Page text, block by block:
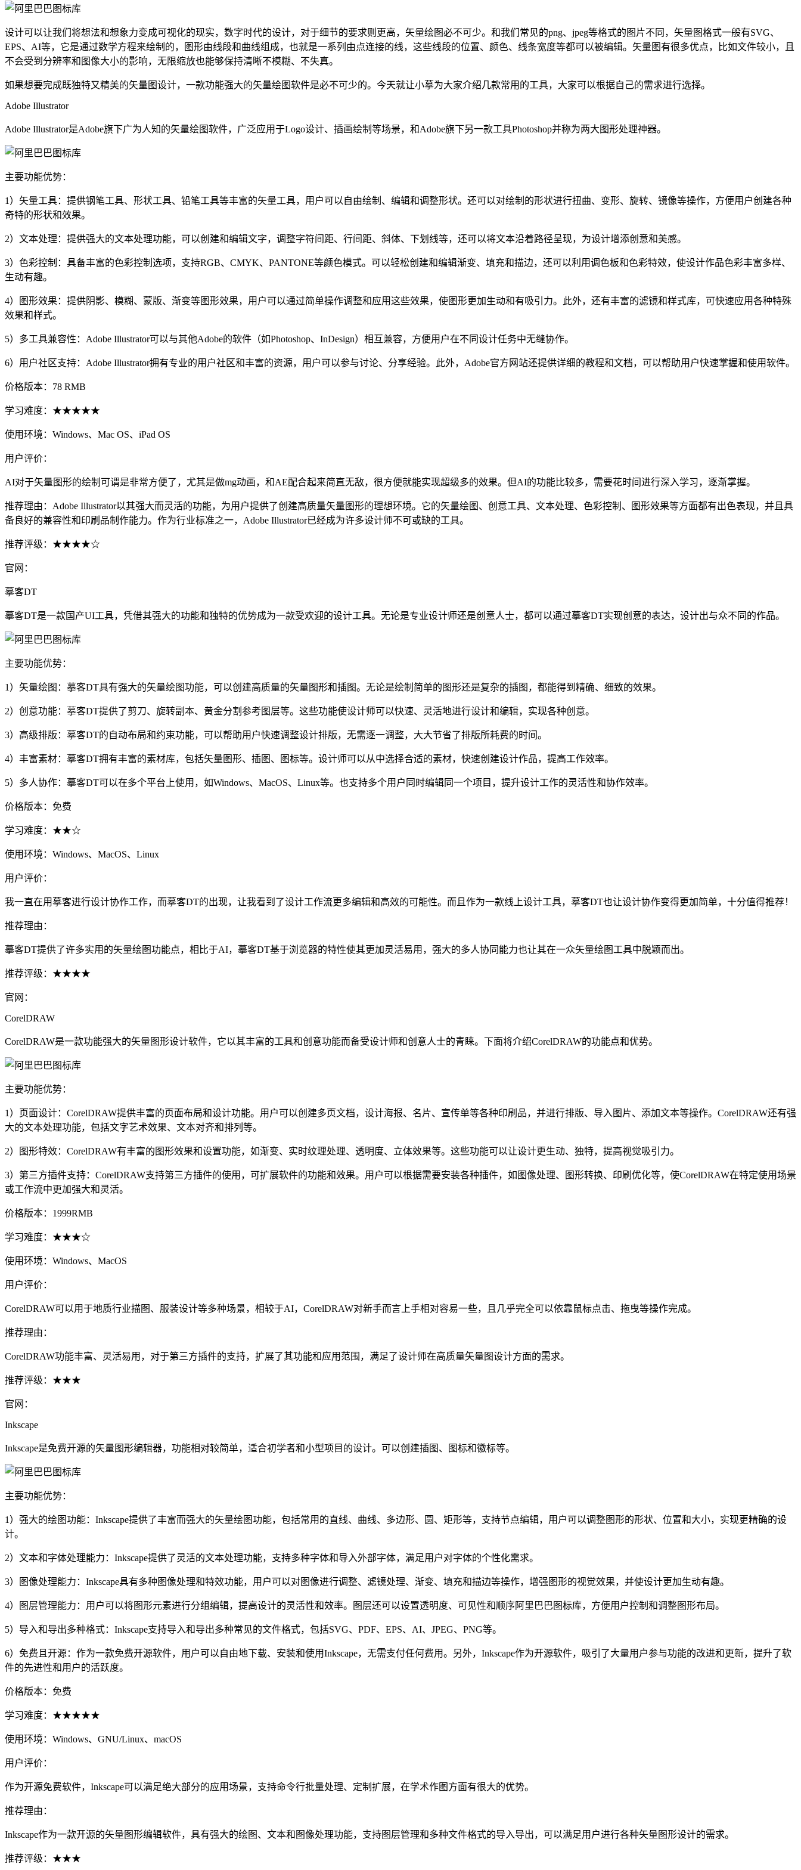
设计可以让我们将想法和想象力变成可视化的现实，数字时代的设计，对于细节的要求则更高，矢量绘图必不可少。和我们常见的png、jpeg等格式的图片不同，矢量图格式一般有SVG、
EPS、AI等，它是通过数学方程来绘制的，图形由线段和曲线组成，也就是一系列由点连接的线，这些线段的位置、颜色、线条宽度等都可以被编辑。矢量图有很多优点，比如文件较小，且
不会受到分辨率和图像大小的影响，无限缩放也能够保持清晰不模糊、不失真。
如果想要完成既独特又精美的矢量图设计，一款功能强大的矢量绘图软件是必不可少的。今天就让小摹为大家介绍几款常用的工具，大家可以根据自己的需求进行选择。
Adobe Illustrator
Adobe Illustrator是Adobe旗下广为人知的矢量绘图软件，广泛应用于Logo设计、插画绘制等场景，和Adobe旗下另一款工具Photoshop并称为两大图形处理神器。
主要功能优势：
1）矢量工具：提供钢笔工具、形状工具、铅笔工具等丰富的矢量工具，用户可以自由绘制、编辑和调整形状。还可以对绘制的形状进行扭曲、变形、旋转、镜像等操作，方便用户创建各种
奇特的形状和效果。
2）文本处理：提供强大的文本处理功能，可以创建和编辑文字，调整字符间距、行间距、斜体、下划线等，还可以将文本沿着路径呈现，为设计增添创意和美感。
3）色彩控制：具备丰富的色彩控制选项，支持RGB、CMYK、PANTONE等颜色模式。可以轻松创建和编辑渐变、填充和描边，还可以利用调色板和色彩特效，使设计作品色彩丰富多样、
生动有趣。
4）图形效果：提供阴影、模糊、蒙版、渐变等图形效果，用户可以通过简单操作调整和应用这些效果，使图形更加生动和有吸引力。此外，还有丰富的滤镜和样式库，可快速应用各种特殊
效果和样式。
5）多工具兼容性：Adobe Illustrator可以与其他Adobe的软件（如Photoshop、InDesign）相互兼容，方便用户在不同设计任务中无缝协作。
6）用户社区支持：Adobe Illustrator拥有专业的用户社区和丰富的资源，用户可以参与讨论、分享经验。此外，Adobe官方网站还提供详细的教程和文档，可以帮助用户快速掌握和使用软件。
价格版本：78 RMB
学习难度：★★★★★
使用环境：Windows、Mac OS、iPad OS
用户评价：
AI对于矢量图形的绘制可谓是非常方便了，尤其是做mg动画，和AE配合起来简直无敌，很方便就能实现超级多的效果。但AI的功能比较多，需要花时间进行深入学习，逐渐掌握。
推荐理由：Adobe Illustrator以其强大而灵活的功能，为用户提供了创建高质量矢量图形的理想环境。它的矢量绘图、创意工具、文本处理、色彩控制、图形效果等方面都有出色表现，并且具
备良好的兼容性和印刷品制作能力。作为行业标准之一，Adobe Illustrator已经成为许多设计师不可或缺的工具。
推荐评级：★★★★☆
官网：
摹客DT
摹客DT是一款国产UI工具，凭借其强大的功能和独特的优势成为一款受欢迎的设计工具。无论是专业设计师还是创意人士，都可以通过摹客DT实现创意的表达，设计出与众不同的作品。
主要功能优势：
1）矢量绘图：摹客DT具有强大的矢量绘图功能，可以创建高质量的矢量图形和插图。无论是绘制简单的图形还是复杂的插图，都能得到精确、细致的效果。
2）创意功能：摹客DT提供了剪刀、旋转副本、黄金分割参考图层等。这些功能使设计师可以快速、灵活地进行设计和编辑，实现各种创意。
3）高级排版：摹客DT的自动布局和约束功能，可以帮助用户快速调整设计排版，无需逐一调整，大大节省了排版所耗费的时间。
4）丰富素材：摹客DT拥有丰富的素材库，包括矢量图形、插图、图标等。设计师可以从中选择合适的素材，快速创建设计作品，提高工作效率。
5）多人协作：摹客DT可以在多个平台上使用，如Windows、MacOS、Linux等。也支持多个用户同时编辑同一个项目，提升设计工作的灵活性和协作效率。
价格版本：免费
学习难度：★★☆
使用环境：Windows、MacOS、Linux
用户评价：
我一直在用摹客进行设计协作工作，而摹客DT的出现，让我看到了设计工作流更多编辑和高效的可能性。而且作为一款线上设计工具，摹客DT也让设计协作变得更加简单，十分值得推荐！
推荐理由：
摹客DT提供了许多实用的矢量绘图功能点，相比于AI，摹客DT基于浏览器的特性使其更加灵活易用，强大的多人协同能力也让其在一众矢量绘图工具中脱颖而出。
推荐评级：★★★★
官网：
CorelDRAW
CorelDRAW是一款功能强大的矢量图形设计软件，它以其丰富的工具和创意功能而备受设计师和创意人士的青睐。下面将介绍CorelDRAW的功能点和优势。
主要功能优势：
1）页面设计：CorelDRAW提供丰富的页面布局和设计功能。用户可以创建多页文档，设计海报、名片、宣传单等各种印刷品，并进行排版、导入图片、添加文本等操作。CorelDRAW还有强
大的文本处理功能，包括文字艺术效果、文本对齐和排列等。
2）图形特效：CorelDRAW有丰富的图形效果和设置功能，如渐变、实时纹理处理、透明度、立体效果等。这些功能可以让设计更生动、独特，提高视觉吸引力。
3）第三方插件支持：CorelDRAW支持第三方插件的使用，可扩展软件的功能和效果。用户可以根据需要安装各种插件，如图像处理、图形转换、印刷优化等，使CorelDRAW在特定使用场景
或工作流中更加强大和灵活。
价格版本：1999RMB
学习难度：★★★☆
使用环境：Windows、MacOS
用户评价：
CorelDRAW可以用于地质行业描图、服装设计等多种场景，相较于AI，CorelDRAW对新手而言上手相对容易一些，且几乎完全可以依靠鼠标点击、拖曳等操作完成。
推荐理由：
CorelDRAW功能丰富、灵活易用，对于第三方插件的支持，扩展了其功能和应用范围，满足了设计师在高质量矢量图设计方面的需求。
推荐评级：★★★
官网：
Inkscape
Inkscape是免费开源的矢量图形编辑器，功能相对较简单，适合初学者和小型项目的设计。可以创建插图、图标和徽标等。
主要功能优势：
1）强大的绘图功能：Inkscape提供了丰富而强大的矢量绘图功能，包括常用的直线、曲线、多边形、圆、矩形等，支持节点编辑，用户可以调整图形的形状、位置和大小，实现更精确的设
计。
2）文本和字体处理能力：Inkscape提供了灵活的文本处理功能，支持多种字体和导入外部字体，满足用户对字体的个性化需求。
3）图像处理能力：Inkscape具有多种图像处理和特效功能，用户可以对图像进行调整、滤镜处理、渐变、填充和描边等操作，增强图形的视觉效果，并使设计更加生动有趣。
4）图层管理能力：用户可以将图形元素进行分组编辑，提高设计的灵活性和效率。图层还可以设置透明度、可见性和顺序阿里巴巴图标库，方便用户控制和调整图形布局。
5）导入和导出多种格式：Inkscape支持导入和导出多种常见的文件格式，包括SVG、PDF、EPS、AI、JPEG、PNG等。
6）免费且开源：作为一款免费开源软件，用户可以自由地下载、安装和使用Inkscape，无需支付任何费用。另外，Inkscape作为开源软件，吸引了大量用户参与功能的改进和更新，提升了软
件的先进性和用户的活跃度。
价格版本：免费
学习难度：★★★★★
使用环境：Windows、GNU/Linux、macOS
用户评价：
作为开源免费软件，Inkscape可以满足绝大部分的应用场景，支持命令行批量处理、定制扩展，在学术作图方面有很大的优势。
推荐理由：
Inkscape作为一款开源的矢量图形编辑软件，具有强大的绘图、文本和图像处理功能，支持图层管理和多种文件格式的导入导出，可以满足用户进行各种矢量图形设计的需求。
推荐评级：★★★